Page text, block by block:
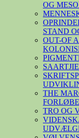
OG
STAND
OUT-OF
THE
TRO OG